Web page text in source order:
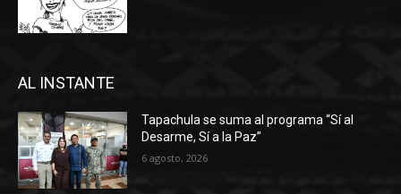
AL INSTANTE
Tapachula se suma al programa “Sí al
Desarme, Sí a la Paz”
6 agosto, 2026